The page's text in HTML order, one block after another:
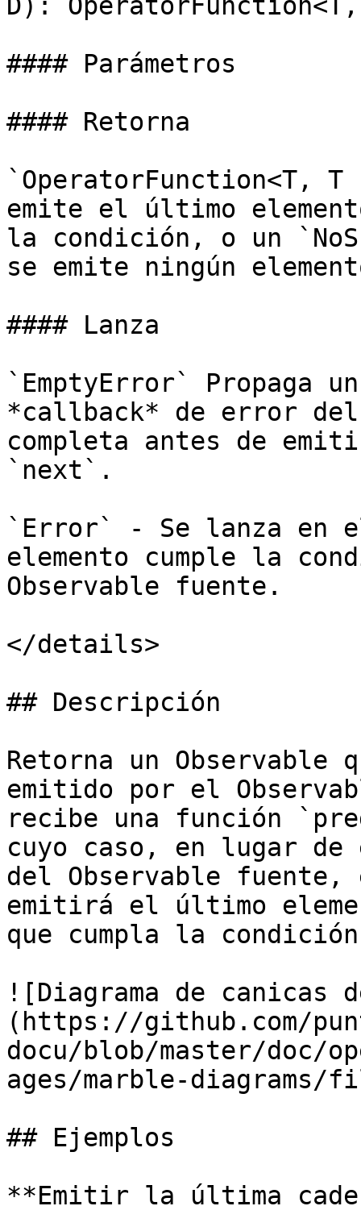
#### Parámetros
#### Retorna
`OperatorFunction<T,
emite el último
la condición, o un
se emite ningún
#### Lanza
`EmptyError` Propaga
*callback* de error
completa antes de
`next`.
`Error` - Se lanza en
elemento cumple la
Observable fuente.
</details>
## Descripción
Retorna un Observable
emitido por el
recibe una función
cuyo caso, en lugar
del Observable
emitirá el último
que cumpla la
![Diagrama de canicas
(https://github.com/
docu/blob/master/
ages/marble-
## Ejemplos
**Emitir la última